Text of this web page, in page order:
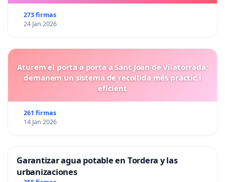
273 firmas
24 Jan 2026
Aturem el porta a porta a Sant Joan de Vilatorrada:
demanem un sistema de recollida més pràctic i
eficient
261 firmas
14 Jan 2026
Garantizar agua potable en Tordera y las
urbanizaciones